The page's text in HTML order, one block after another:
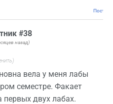
#38
назад)
вела у меня лабы
семестре. Факает
первых двух лабах.